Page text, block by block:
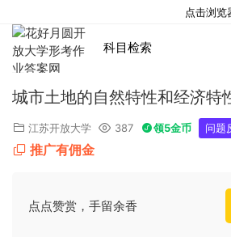
科目检索
城市土地的自然特性和经济特
江苏开放大学 387 领5金币 问题
推广有佣金
点点赞赏，手留余香
点击浏览